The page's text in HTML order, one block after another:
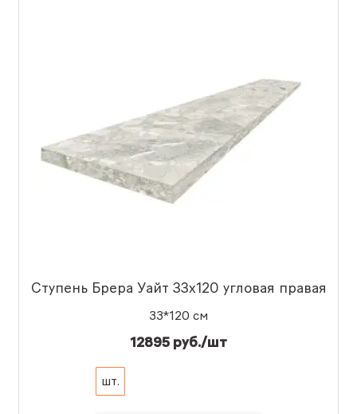
Ступень Брера Уайт 33x120 угловая правая
33*120 см
12895 руб./шт
шт.